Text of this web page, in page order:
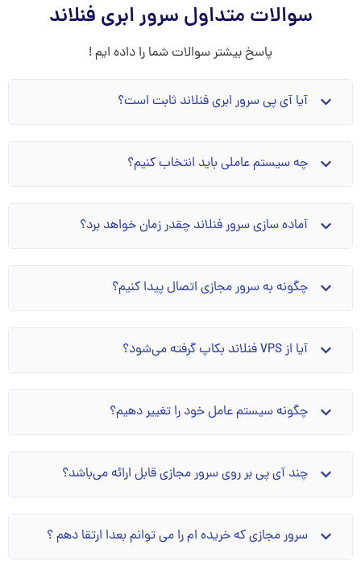
سوالات متداول سرور ابری فنلاند
پاسخ بیشتر سوالات شما را داده ایم !
آیا آی پی سرور ابری فنلاند ثابت است؟
چه سیستم عاملی باید انتخاب کنیم؟
آماده سازی سرور فنلاند چقدر زمان خواهد برد؟
چگونه به سرور مجازی اتصال پیدا کنیم؟
آیا از VPS فنلاند بکاپ گرفته می‌شود؟
چگونه سیستم عامل خود را تغییر دهیم؟
چند آی پی بر روی سرور مجازی قابل ارائه می‌باشد؟
سرور مجازی که خریده ام را می توانم بعدا ارتقا دهم ؟